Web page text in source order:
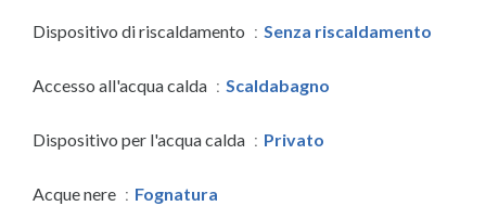
Dispositivo di riscaldamento Senza riscaldamento
Accesso all'acqua calda Scaldabagno
Dispositivo per l'acqua calda Privato
Acque nere Fognatura